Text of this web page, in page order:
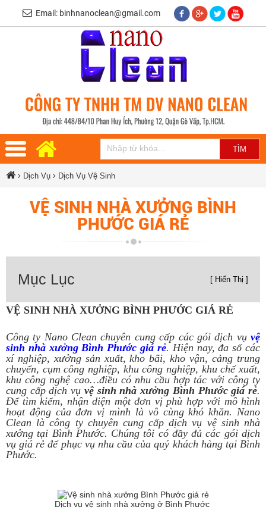
Email: binhnanoclean@gmail.com
Dịch Vụ Dịch Vụ Vệ Sinh
VỆ SINH NHÀ XƯỞNG BÌNH
PHƯỚC GIÁ RẺ
Mục Lục [ Hiển Thị ]
VỆ SINH NHÀ XƯỞNG BÌNH PHƯỚC GIÁ RẺ
Công ty Nano Clean chuyên cung cấp các gói dịch vụ vệ
sinh nhà xưởng Bình Phước giá rẻ. Hiện nay, đa số các
xí nghiệp, xưởng sản xuất, kho bãi, kho vận, cảng trung
chuyển, cụm công nghiệp, khu công nghiệp, khu chế xuất,
khu công nghệ cao…điều có nhu cầu hợp tác với công ty
cung cấp dịch vụ vệ sinh nhà xưởng Bình Phước giá rẻ.
Để tìm kiếm, nhận diện một đơn vị phù hợp với mô hình
hoạt động của đơn vị mình là vô cùng khó khăn. Nano
Clean là công ty chuyên cung cấp dịch vụ vệ sinh nhà
xưởng tại Bình Phước. Chúng tôi có đầy đủ các gói dịch
vụ giá rẻ để phục vụ nhu cầu của quý khách hàng tại Bình
Phước.
Dịch vụ vệ sinh nhà xưởng ở Bình Phước